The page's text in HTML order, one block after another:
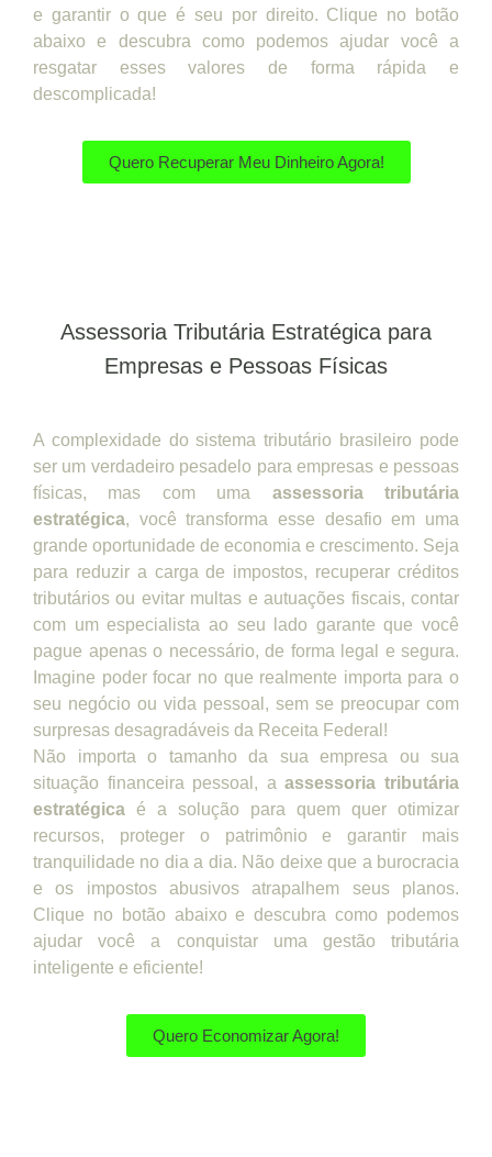
e garantir o que é seu por direito. Clique no botão
abaixo e descubra como podemos ajudar você a
resgatar esses valores de forma rápida e
descomplicada!
Quero Recuperar Meu Dinheiro Agora!
Assessoria Tributária Estratégica para
Empresas e Pessoas Físicas
A complexidade do sistema tributário brasileiro pode
ser um verdadeiro pesadelo para empresas e pessoas
físicas, mas com uma assessoria tributária
estratégica, você transforma esse desafio em uma
grande oportunidade de economia e crescimento. Seja
para reduzir a carga de impostos, recuperar créditos
tributários ou evitar multas e autuações fiscais, contar
com um especialista ao seu lado garante que você
pague apenas o necessário, de forma legal e segura.
Imagine poder focar no que realmente importa para o
seu negócio ou vida pessoal, sem se preocupar com
surpresas desagradáveis da Receita Federal!
Não importa o tamanho da sua empresa ou sua
situação financeira pessoal, aassessoria tributária
estratégica é a solução para quem quer otimizar
recursos, proteger o patrimônio e garantir mais
tranquilidade no dia a dia. Não deixe que a burocracia
e os impostos abusivos atrapalhem seus planos.
Clique no botão abaixo e descubra como podemos
ajudar você a conquistar uma gestão tributária
inteligente e eficiente!
Quero Economizar Agora!